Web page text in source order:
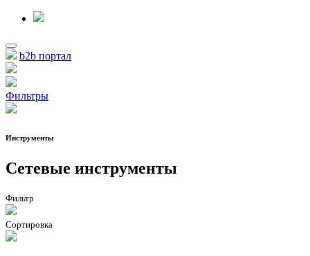
b2b портал
Фильтры
Инструменты
Сетевые инструменты
Фильтр
Сортировка